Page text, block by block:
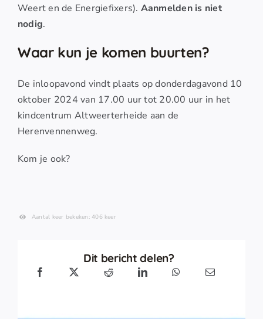
Weert en de Energiefixers). Aanmelden is niet
nodig.
Waar kun je komen buurten?
De inloopavond vindt plaats op donderdagavond 10
oktober 2024 van 17.00 uur tot 20.00 uur in het
kindcentrum Altweerterheide aan de
Herenvennenweg.
Kom je ook?
Aantal keer bekeken: 406 keer
Dit bericht delen?